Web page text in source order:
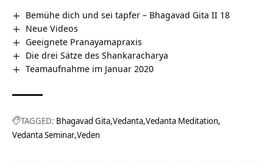
Bemühe dich und sei tapfer – Bhagavad Gita II 18
Neue Videos
Geeignete Pranayamapraxis
Die drei Sätze des Shankaracharya
Teamaufnahme im Januar 2020
TAGGED: Bhagavad Gita Vedanta Vedanta Meditation
Vedanta Seminar Veden